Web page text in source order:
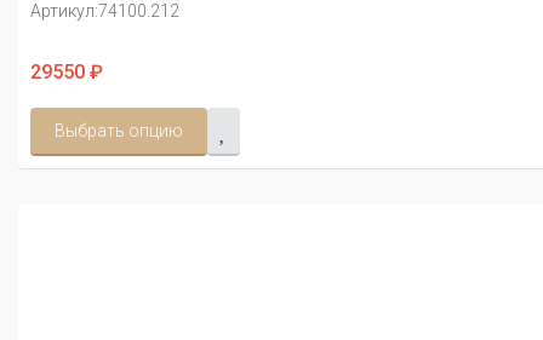
Артикул:74100.212
29550 ₽
Выбрать опцию